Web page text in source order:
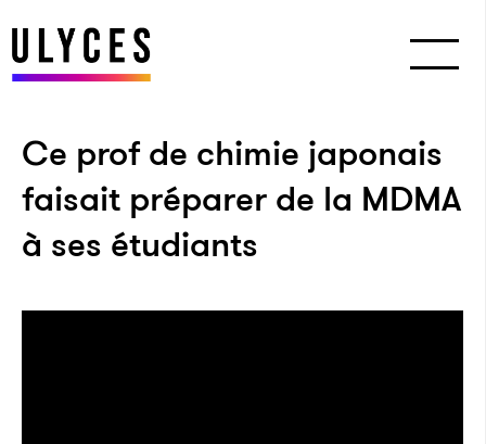
Ce prof de chimie japonais
faisait préparer de la MDMA
à ses étudiants